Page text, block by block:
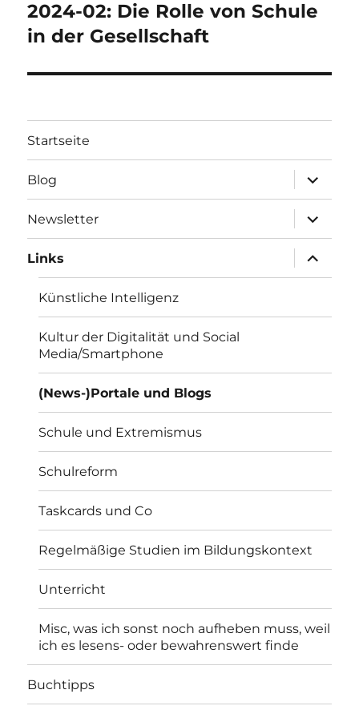
Nächster
Beitrag:
2024-02: Die Rolle von Schule
in der Gesellschaft
Startseite
Blog
öffnen
Newsletter
öffnen
Links
öffnen
Künstliche Intelligenz
Kultur der Digitalität und Social
Media/Smartphone
(News-)Portale und Blogs
Schule und Extremismus
Schulreform
Taskcards und Co
Regelmäßige Studien im Bildungskontext
Unterricht
Misc, was ich sonst noch aufheben muss, weil
ich es lesens- oder bewahrenswert finde
Buchtipps